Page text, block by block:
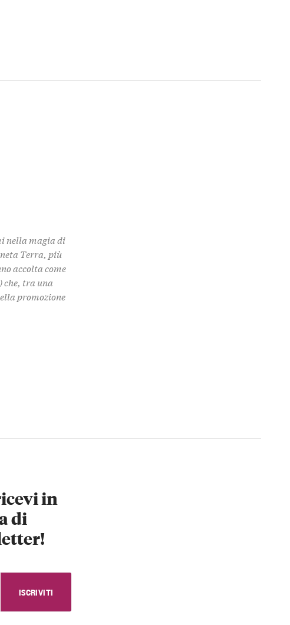
nella magia di
Terra, più
accolta come
che, tra una
promozione
in
di